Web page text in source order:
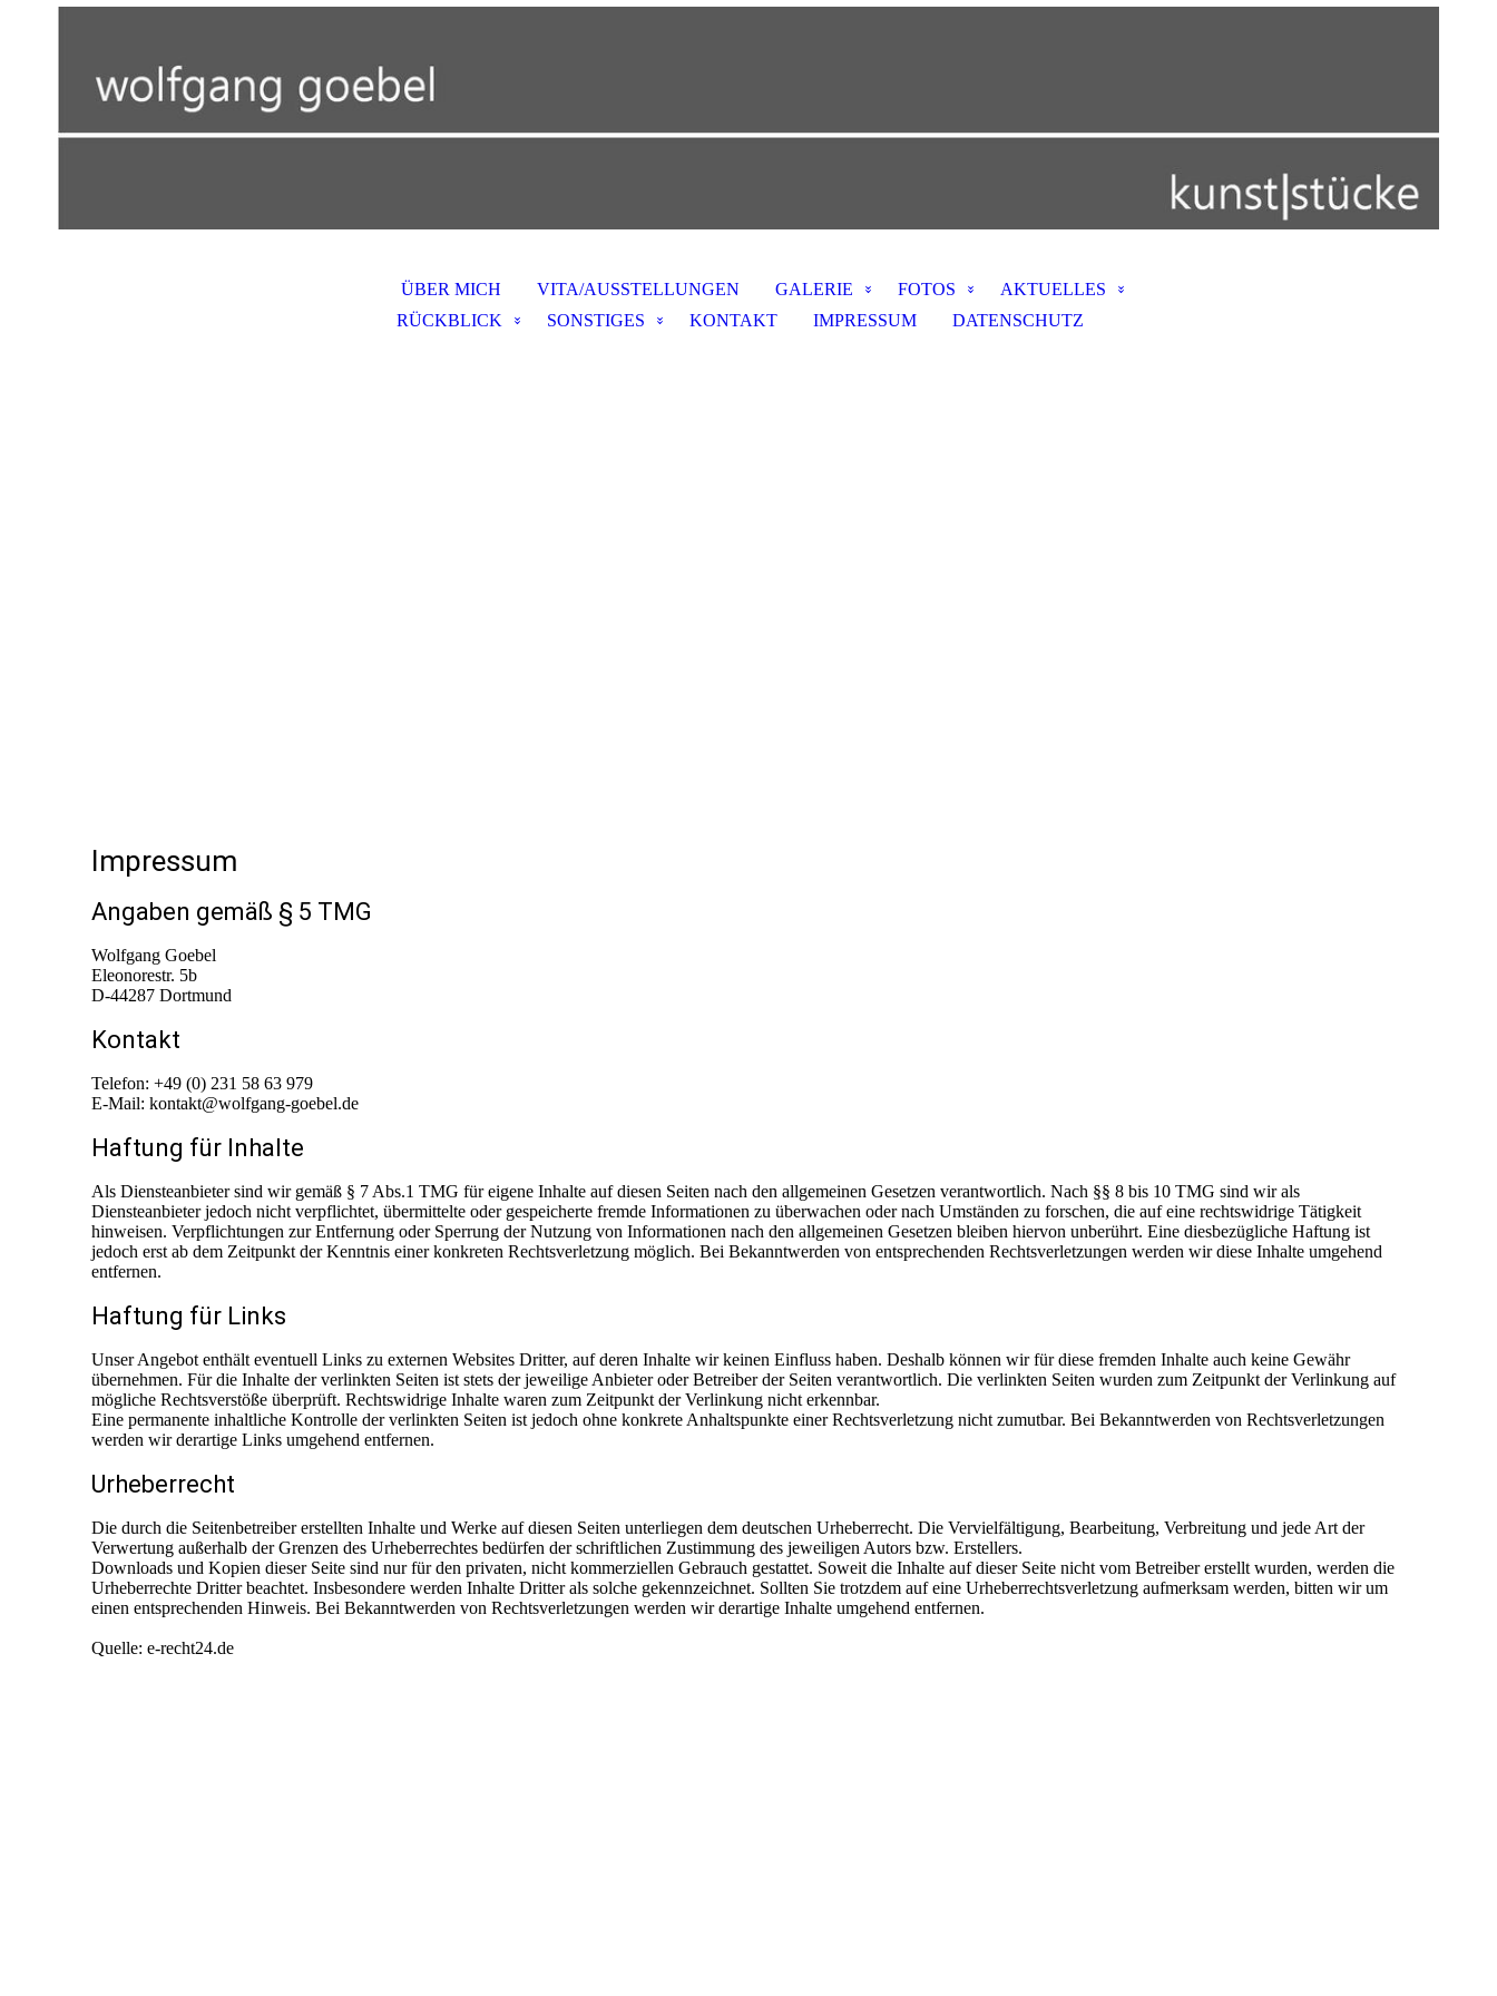
ÜBER MICH VITA/AUSSTELLUNGEN GALERIE FOTOS
AKTUELLES
RÜCKBLICK
SONSTIGES KONTAKT IMPRESSUM DATENSCHUTZ
Impressum
Angaben gemäß § 5 TMG
Wolfgang Goebel
Eleonorestr. 5b
D-44287 Dortmund
Kontakt
Telefon: +49 (0) 231 58 63 979
E-Mail: kontakt@wolfgang-goebel.de
Haftung für Inhalte
Als Diensteanbieter sind wir gemäß § 7 Abs.1 TMG für eigene Inhalte auf diesen Seiten nach den allgemeinen Gesetzen verantwortlich. Nach §§ 8 bis 10 TMG sind wir als
Diensteanbieter jedoch nicht verpflichtet, übermittelte oder gespeicherte fremde Informationen zu überwachen oder nach Umständen zu forschen, die auf eine rechtswidrige Tätigkeit
hinweisen. Verpflichtungen zur Entfernung oder Sperrung der Nutzung von Informationen nach den allgemeinen Gesetzen bleiben hiervon unberührt. Eine diesbezügliche Haftung ist
jedoch erst ab dem Zeitpunkt der Kenntnis einer konkreten Rechtsverletzung möglich. Bei Bekanntwerden von entsprechenden Rechtsverletzungen werden wir diese Inhalte umgehend
entfernen.
Haftung für Links
Unser Angebot enthält eventuell Links zu externen Websites Dritter, auf deren Inhalte wir keinen Einfluss haben. Deshalb können wir für diese fremden Inhalte auch keine Gewähr
übernehmen. Für die Inhalte der verlinkten Seiten ist stets der jeweilige Anbieter oder Betreiber der Seiten verantwortlich. Die verlinkten Seiten wurden zum Zeitpunkt der Verlinkung auf
mögliche Rechtsverstöße überprüft. Rechtswidrige Inhalte waren zum Zeitpunkt der Verlinkung nicht erkennbar.
Eine permanente inhaltliche Kontrolle der verlinkten Seiten ist jedoch ohne konkrete Anhaltspunkte einer Rechtsverletzung nicht zumutbar. Bei Bekanntwerden von Rechtsverletzungen
werden wir derartige Links umgehend entfernen.
Urheberrecht
Die durch die Seitenbetreiber erstellten Inhalte und Werke auf diesen Seiten unterliegen dem deutschen Urheberrecht. Die Vervielfältigung, Bearbeitung, Verbreitung und jede Art der
Verwertung außerhalb der Grenzen des Urheberrechtes bedürfen der schriftlichen Zustimmung des jeweiligen Autors bzw. Erstellers.
Downloads und Kopien dieser Seite sind nur für den privaten, nicht kommerziellen Gebrauch gestattet. Soweit die Inhalte auf dieser Seite nicht vom Betreiber erstellt wurden, werden die
Urheberrechte Dritter beachtet. Insbesondere werden Inhalte Dritter als solche gekennzeichnet. Sollten Sie trotzdem auf eine Urheberrechtsverletzung aufmerksam werden, bitten wir um
einen entsprechenden Hinweis. Bei Bekanntwerden von Rechtsverletzungen werden wir derartige Inhalte umgehend entfernen.
Quelle: e-recht24.de